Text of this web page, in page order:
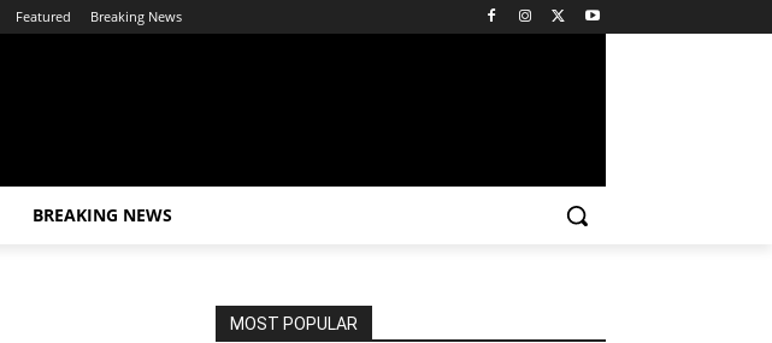
Featured Breaking News
BREAKING NEWS
MOST POPULAR